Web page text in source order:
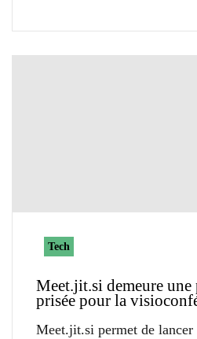
Tech
Meet.jit.si demeure une
prisée pour la
Meet.jit.si permet de